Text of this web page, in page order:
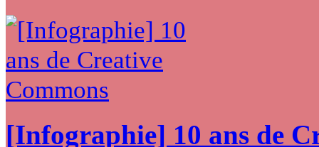
[Infographie] 10 ans de